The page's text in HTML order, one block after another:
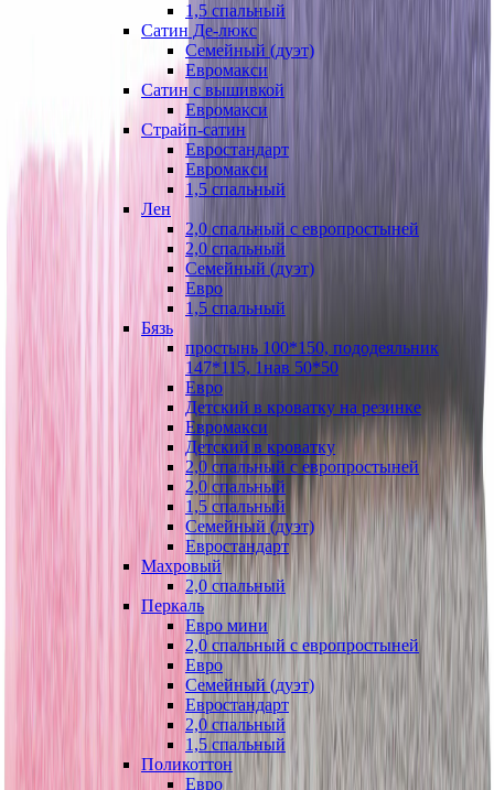
1,5 спальный
Сатин Де-люкс
Семейный (дуэт)
Евромакси
Сатин с вышивкой
Евромакси
Страйп-сатин
Евростандарт
Евромакси
1,5 спальный
Лен
2,0 спальный с европростыней
2,0 спальный
Семейный (дуэт)
Евро
1,5 спальный
Бязь
простынь 100*150, пододеяльник
147*115, 1нав 50*50
Евро
Детский в кроватку на резинке
Евромакси
Детский в кроватку
2,0 спальный с европростыней
2,0 спальный
1,5 спальный
Семейный (дуэт)
Евростандарт
Махровый
2,0 спальный
Перкаль
Евро мини
2,0 спальный с европростыней
Евро
Семейный (дуэт)
Евростандарт
2,0 спальный
1,5 спальный
Поликоттон
Евро